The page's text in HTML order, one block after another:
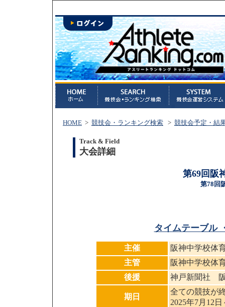
HOME > 競技会・ランキング検索 > 競技会予定・結
Track & Field
大会詳細
第69回阪
第78回
タイムテーブル
主催
阪神中学校体
主管
阪神中学校体
後援
神戸新聞社
期日
全ての競技が
2025年7月12日